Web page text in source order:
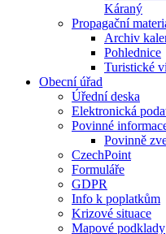
Káraný
Propagační
Archiv
Pohlednice
Turistické
Obecní úřad
Úřední deska
Elektronická
Povinné
Povinně
CzechPoint
Formuláře
GDPR
Info k poplatkům
Krizové situace
Mapové podklady